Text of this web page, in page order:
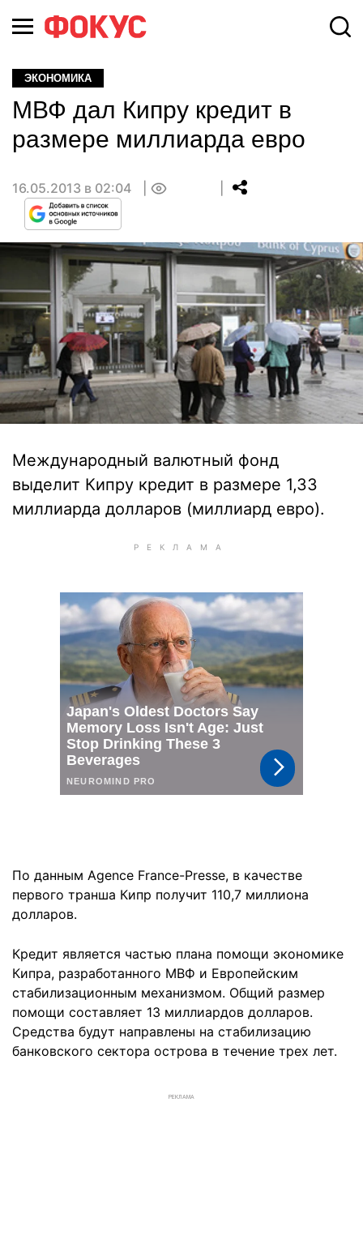
ЭКОНОМИКА
МВФ дал Кипру кредит в
размере миллиарда евро
16.05.2013 в 02:04
Международный валютный фонд
выделит Кипру кредит в размере 1,33
миллиарда долларов (миллиард евро).
По данным Agence France-Presse, в качестве
первого транша Кипр получит 110,7 миллиона
долларов.
Кредит является частью плана помощи экономике
Кипра, разработанного МВФ и Европейским
стабилизационным механизмом. Общий размер
помощи составляет 13 миллиардов долларов.
Средства будут направлены на стабилизацию
банковского сектора острова в течение трех лет.
РЕКЛАМА